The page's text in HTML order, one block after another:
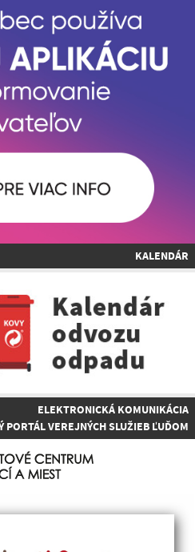
KALENDÁR
ELEKTRONICKÁ KOMUNIKÁCIA
PORTÁL VEREJNÝCH SLUŽIEB ĽUĎOM